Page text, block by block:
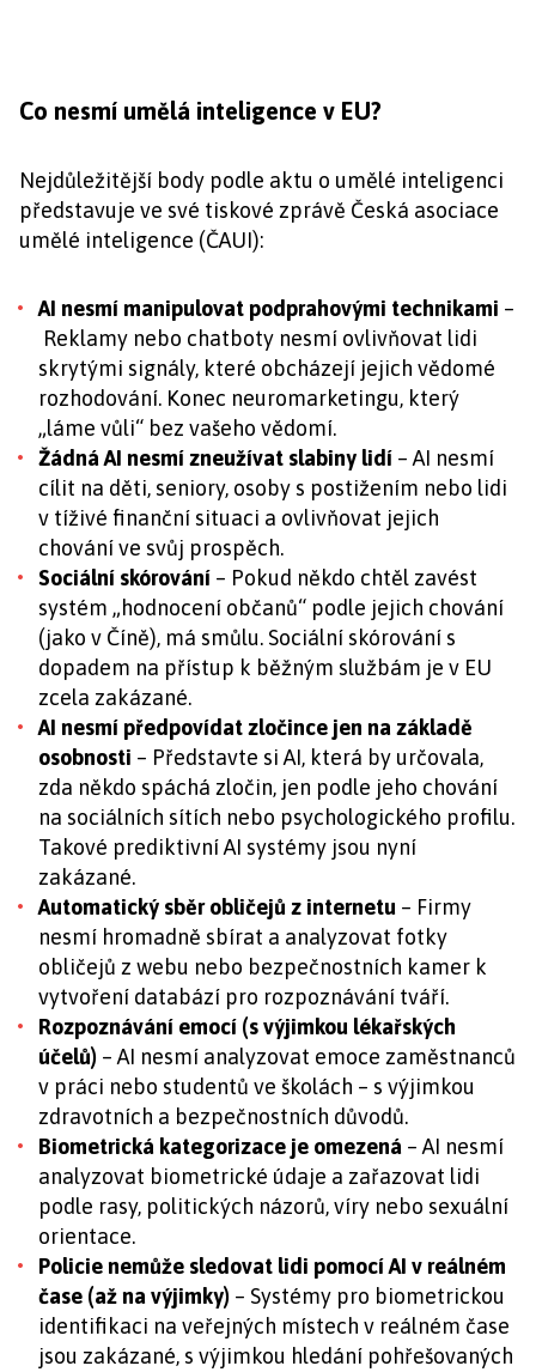
Co nesmí umělá inteligence v EU?
Nejdůležitější body podle aktu o umělé inteligenci
představuje ve své tiskové zprávě Česká asociace
umělé inteligence (ČAUI):
AI nesmí manipulovat podprahovými technikami –
Reklamy nebo chatboty nesmí ovlivňovat lidi
skrytými signály, které obcházejí jejich vědomé
rozhodování. Konec neuromarketingu, který
„láme vůli“ bez vašeho vědomí.
Žádná AI nesmí zneužívat slabiny lidí – AI nesmí
cílit na děti, seniory, osoby s postižením nebo lidi
v tíživé finanční situaci a ovlivňovat jejich
chování ve svůj prospěch.
Sociální skórování – Pokud někdo chtěl zavést
systém „hodnocení občanů“ podle jejich chování
(jako v Číně), má smůlu. Sociální skórování s
dopadem na přístup k běžným službám je v EU
zcela zakázané.
AI nesmí předpovídat zločince jen na základě
osobnosti – Představte si AI, která by určovala,
zda někdo spáchá zločin, jen podle jeho chování
na sociálních sítích nebo psychologického profilu.
Takové prediktivní AI systémy jsou nyní
zakázané.
Automatický sběr obličejů z internetu – Firmy
nesmí hromadně sbírat a analyzovat fotky
obličejů z webu nebo bezpečnostních kamer k
vytvoření databází pro rozpoznávání tváří.
Rozpoznávání emocí (s výjimkou lékařských
účelů) – AI nesmí analyzovat emoce zaměstnanců
v práci nebo studentů ve školách – s výjimkou
zdravotních a bezpečnostních důvodů.
Biometrická kategorizace je omezená – AI nesmí
analyzovat biometrické údaje a zařazovat lidi
podle rasy, politických názorů, víry nebo sexuální
orientace.
Policie nemůže sledovat lidi pomocí AI v reálném
čase (až na výjimky) – Systémy pro biometrickou
identifikaci na veřejných místech v reálném čase
jsou zakázané, s výjimkou hledání pohřešovaných